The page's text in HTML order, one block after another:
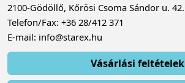
2100-Gödöllő, Kőrösi Csoma Sándor u. 42.
Telefon/Fax: +36 28/412 371
E-mail: info@starex.hu
Vásárlási feltételek